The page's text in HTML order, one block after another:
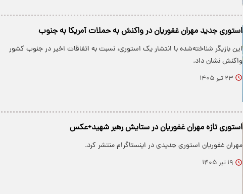
استوری جدید مهران غفوریان در واکنش به حملات آمریکا به جنوب
این بازیگر شناخته‌شده با انتشار یک استوری، نسبت به اتفاقات اخیر در جنوب کشور
واکنش نشان داد.
۲۳ تیر ۱۴۰۵
استوری تازه مهران غفوریان در ستایش رهبر شهید+عکس
مهران غفوریان استوری جدیدی در اینستاگرام منتشر کرد.
۱۹ تیر ۱۴۰۵